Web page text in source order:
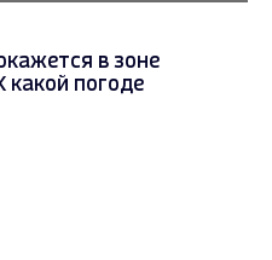
в зоне
какой погоде